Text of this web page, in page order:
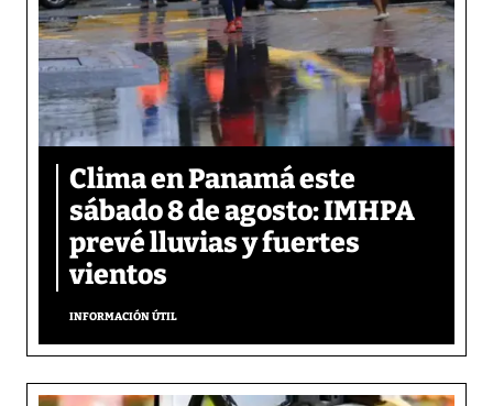
Clima en Panamá este
sábado 8 de agosto: IMHPA
prevé lluvias y fuertes
vientos
INFORMACIÓN ÚTIL